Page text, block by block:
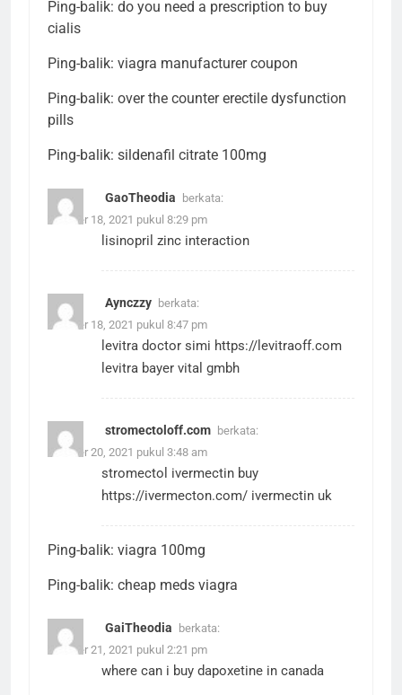
Ping-balik: do you need a prescription to buy
cialis
Ping-balik: viagra manufacturer coupon
Ping-balik: over the counter erectile dysfunction
pills
Ping-balik: sildenafil citrate 100mg
GaoTheodia
berkata:
Oktober 18, 2021 pukul 8:29 pm
lisinopril zinc interaction
Aynczzy berkata:
Oktober 18, 2021 pukul 8:47 pm
levitra doctor simi https://levitraoff.com
levitra bayer vital gmbh
stromectoloff.com berkata:
Oktober 20, 2021 pukul 3:48 am
stromectol ivermectin buy
https://ivermecton.com/ ivermectin uk
Ping-balik: viagra 100mg
Ping-balik: cheap meds viagra
GaiTheodia
berkata:
Oktober 21, 2021 pukul 2:21 pm
where can i buy dapoxetine in canada